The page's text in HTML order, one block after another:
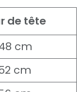
de tête
cm
cm